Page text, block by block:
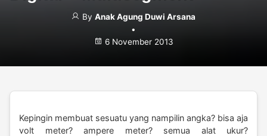
By Anak Agung Duwi Arsana
•
6 November 2013
Kepingin membuat sesuatu yang nampilin angka? bisa aja
volt meter? ampere meter? semua alat ukur?